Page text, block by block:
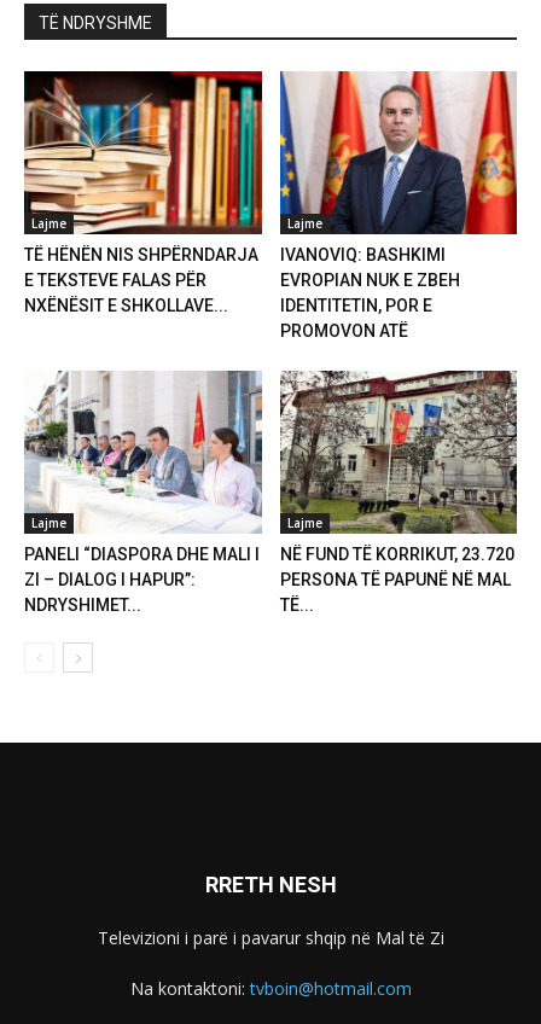
TË NDRYSHME
Lajme
TË HËNËN NIS SHPËRNDARJA
E TEKSTEVE FALAS PËR
NXËNËSIT E SHKOLLAVE...
Lajme
IVANOVIQ: BASHKIMI
EVROPIAN NUK E ZBEH
IDENTITETIN, POR E
PROMOVON ATË
Lajme
PANELI “DIASPORA DHE MALI I
ZI – DIALOG I HAPUR”:
NDRYSHIMET...
Lajme
NË FUND TË KORRIKUT, 23.720
PERSONA TË PAPUNË NË MAL
TË...
RRETH NESH
Televizioni i parë i pavarur shqip në Mal të Zi
Na kontaktoni:tvboin@hotmail.com